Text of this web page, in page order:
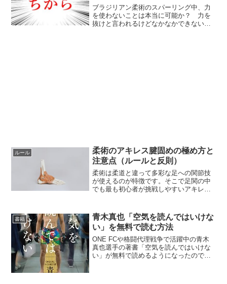
ブラジリアン柔術のスパーリング中、力
を使わないことは本当に可能か？ 力を
抜けと言われるけどなかなかできない、
ルール
柔術のアキレス腱固めの極め方と
注意点（ルールと反則）
柔術は柔道と違って多彩な足への関節技
が使えるのが特徴です。そこで足関の中
でも最も初心者が挑戦しやすいアキレス
キレス腱固めにおける年齢と帯制限アキ
レス腱固めことストレート...
書籍
青木真也「空気を読んではいけな
い」を無料で読む方法
ONE FCや格闘代理戦争で活躍中の青木
真也選手の著書「空気を読んではいけな
い」が無料で読めるようになったので、